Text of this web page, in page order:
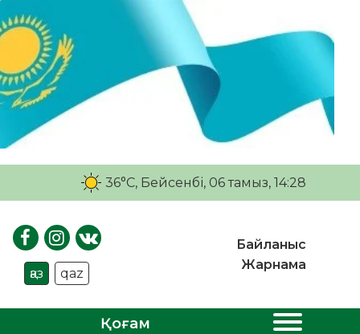
36°C, Бейсенбі, 06 тамыз, 14:28
қаз qaz
Байланыс
Жарнама
Қоғам